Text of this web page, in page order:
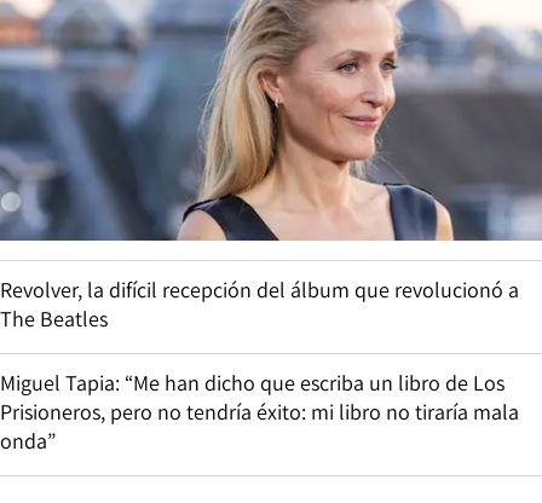
Revolver, la difícil recepción del álbum que revolucionó a
The Beatles
Miguel Tapia: “Me han dicho que escriba un libro de Los
Prisioneros, pero no tendría éxito: mi libro no tiraría mala
onda”